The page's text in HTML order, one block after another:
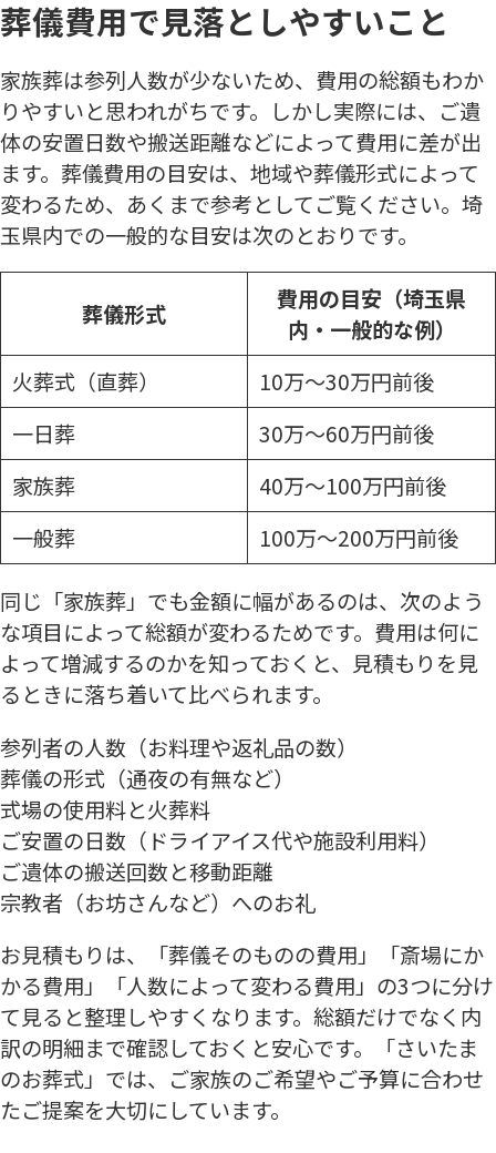
葬儀費用で見落としやすいこと
家族葬は参列人数が少ないため、費用の総額もわか
りやすいと思われがちです。しかし実際には、ご遺
体の安置日数や搬送距離などによって費用に差が出
ます。葬儀費用の目安は、地域や葬儀形式によって
変わるため、あくまで参考としてご覧ください。埼
玉県内での一般的な目安は次のとおりです。
葬儀形式
費用の目安（埼玉県
内・一般的な例）
火葬式（直葬）
10万〜30万円前後
一日葬
30万〜60万円前後
家族葬
40万〜100万円前後
一般葬
100万〜200万円前後
同じ「家族葬」でも金額に幅があるのは、次のよう
な項目によって総額が変わるためです。費用は何に
よって増減するのかを知っておくと、見積もりを見
るときに落ち着いて比べられます。
参列者の人数（お料理や返礼品の数）
葬儀の形式（通夜の有無など）
式場の使用料と火葬料
ご安置の日数（ドライアイス代や施設利用料）
ご遺体の搬送回数と移動距離
宗教者（お坊さんなど）へのお礼
お見積もりは、「葬儀そのものの費用」「斎場にか
かる費用」「人数によって変わる費用」の3つに分け
て見ると整理しやすくなります。総額だけでなく内
訳の明細まで確認しておくと安心です。「さいたま
のお葬式」では、ご家族のご希望やご予算に合わせ
たご提案を大切にしています。